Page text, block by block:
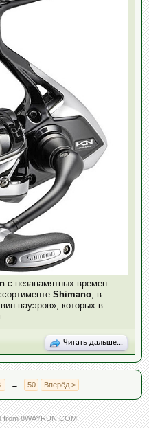
с незапамятных времен
Shimano; в
пауэров», которых в
Читать дальше...
→ 50 Вперёд >
from8WAYRUN.COM